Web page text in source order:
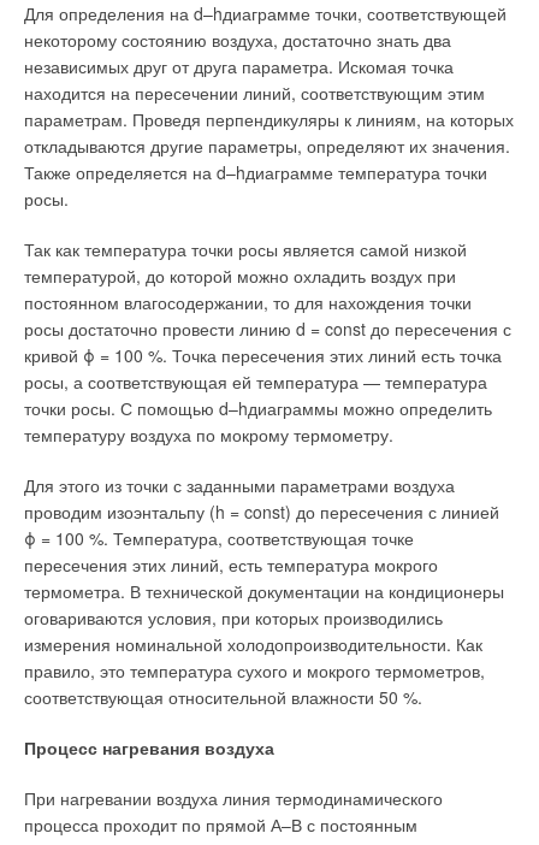
Для определения на d–hдиаграмме точки, соответствующей
некоторому состоянию воздуха, достаточно знать два
независимых друг от друга параметра. Искомая точка
находится на пересечении линий, соответствующим этим
параметрам. Проведя перпендикуляры к линиям, на которых
откладываются другие параметры, определяют их значения.
Также определяется на d–hдиаграмме температура точки
росы.
Так как температура точки росы является самой низкой
температурой, до которой можно охладить воздух при
постоянном влагосодержании, то для нахождения точки
росы достаточно провести линию d = const до пересечения с
кривой ϕ = 100 %. Точка пересечения этих линий есть точка
росы, а соответствующая ей температура — температура
точки росы. С помощью d–hдиаграммы можно определить
температуру воздуха по мокрому термометру.
Для этого из точки с заданными параметрами воздуха
проводим изоэнтальпу (h = const) до пересечения с линией
ϕ = 100 %. Температура, соответствующая точке
пересечения этих линий, есть температура мокрого
термометра. В технической документации на кондиционеры
оговариваются условия, при которых производились
измерения номинальной холодопроизводительности. Как
правило, это температура сухого и мокрого термометров,
соответствующая относительной влажности 50 %.
Процесс нагревания воздуха
При нагревании воздуха линия термодинамического
процесса проходит по прямой А–В с постоянным
энергоресурсам. И в администрации региона в полной мере
осознают это. Поэтому в Свердловской области создана и
развивается система непрерывной образовательной
деятельности по энергосбережению.
Для студентов технических специальностей регулярно
проводятся олимпиады по использованию энерго- и
ресурсосберегающих технологий. Кроме того, будущие
научно-практических конференциях и интеллектуальных
играх. Опыт Екатеринбурга и Свердловской области
наглядно иллюстрирует, что экономия энергоресурсов — это
не просто необходимость сегодняшнего дня, но и выгодная
экономическая политика.
Накопленный регионом передовой опыт и колоссальный
научно-технический потенциал создают широчайшие
следовательно, и всех остальных отраслей экономики, в том
числе и финансового сектора. И не стоит удивляться, если
уже в недалеком будущем Екатеринбург станет одним из
центров евразийской экономики.
Читайте по теме:
Ресурсные тестирования электромагнитных клапанов
Danfoss
→ Частотное регулирование от А до Я
ЖУРНАЛ СОК ДЕКАБРЬ 2020
пожаротушения тонкораспыленной водой
→